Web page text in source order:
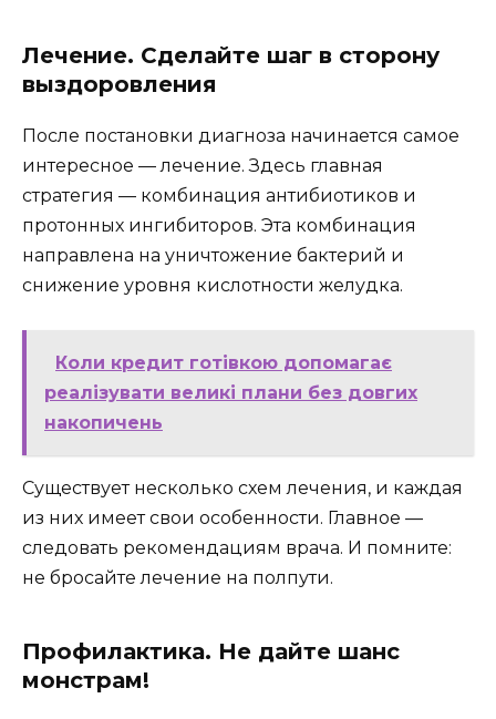
Лечение. Сделайте шаг в сторону
выздоровления
После постановки диагноза начинается самое
интересное — лечение. Здесь главная
стратегия — комбинация антибиотиков и
протонных ингибиторов. Эта комбинация
направлена на уничтожение бактерий и
снижение уровня кислотности желудка.
Коли кредит готівкою допомагає
реалізувати великі плани без довгих
накопичень
Существует несколько схем лечения, и каждая
из них имеет свои особенности. Главное —
следовать рекомендациям врача. И помните:
не бросайте лечение на полпути.
Профилактика. Не дайте шанс
монстрам!